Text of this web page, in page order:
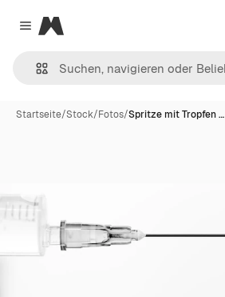
Close menu
Magnific
Startseite/Stock/Fotos/Spritze mit Tropfen …